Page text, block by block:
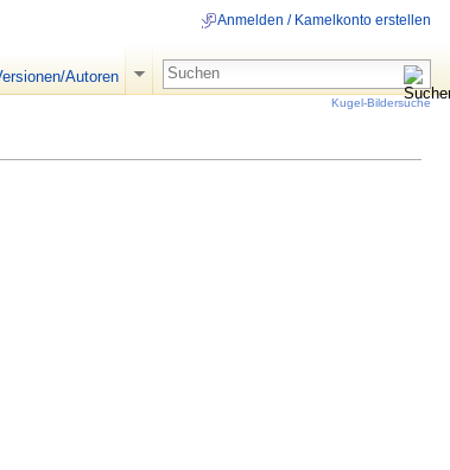
Anmelden / Kamelkonto erstellen
Autoren
Kugel-Bildersuche